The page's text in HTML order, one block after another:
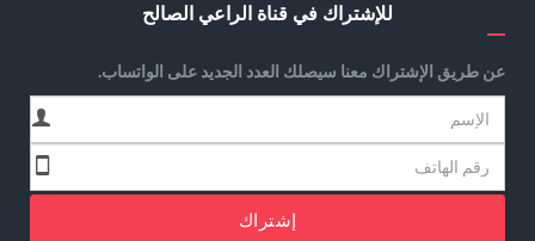
للإشتراك في قناة الراعي الصالح
عن طريق الإشتراك معنا سيصلك العدد الجديد على الواتساب.
إشتراك